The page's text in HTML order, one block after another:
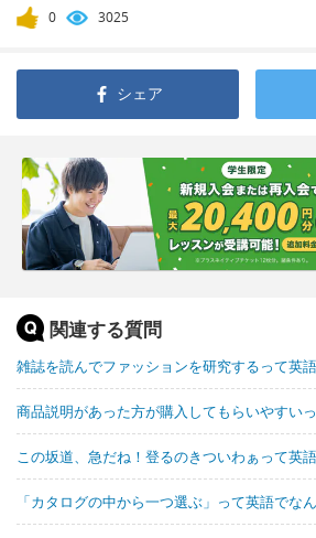
0 3025
シェア
関連する質問
雑誌を読んでファッションを研究するって英
商品説明があった方が購入してもらいやすい
この坂道、急だね！登るのきついわぁって英
「カタログの中から一つ選ぶ」って英語でな